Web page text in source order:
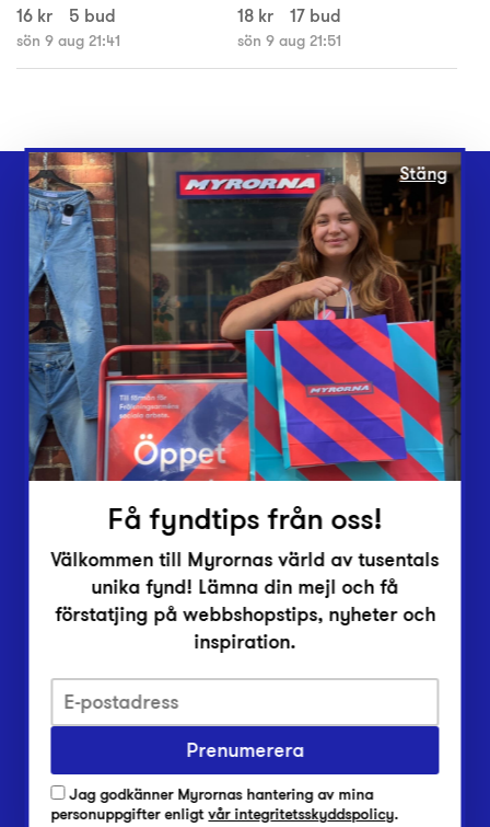
16 kr
5 bud
sön 9 aug 21:41
18 kr
17 bud
sön 9 aug 21:51
Webbshop
Butiker
Lämna in
Vårt överskott
Inlämningsplatser
Om Myrorna
Lediga jobb
Pressrum
Integritetsskyddspolicy
Har du frågor om onlineköp, leverans eller retur?
Har du frågor om vår verksamhet?
Vanliga frågor om Myrorna
Stäng
Få fyndtips från oss!
Välkommen till Myrornas värld av tusentals
unika fynd! Lämna din mejl och få
förstatjing på webbshopstips, nyheter och
inspiration.
Prenumerera
Jag godkänner Myrornas hantering av mina
personuppgifter enligtvår integritetsskyddspolicy.